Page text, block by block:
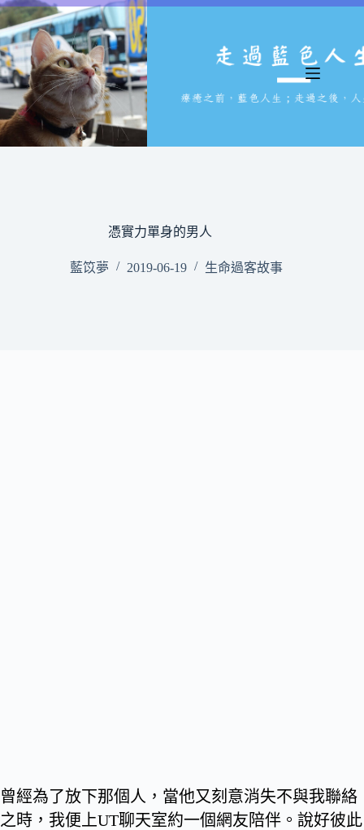
跳
至
主
要
內
容
憑實力單身的男人
藍笖夢 2019-06-19 生命過客故事
曾經為了放下那個人，當他又刻意消失不與我聯絡
之時，我便上UT聊天室約一個網友陪伴。說好彼此